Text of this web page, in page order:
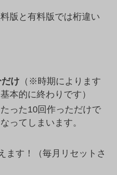
版と有料版では桁違い
け （※時期によります
本的に終わりです）
った10回作っただけで
ってしまいます。
ます！（毎月リセットさ